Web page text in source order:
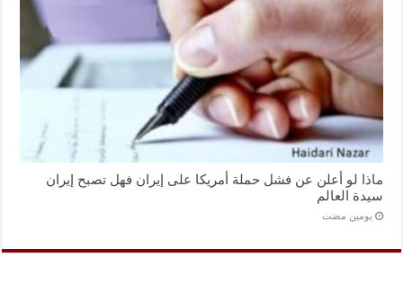
ماذا لو أعلن عن فشل حملة أمريكا على إيران فهل تصبح إيران
سيدة العالم
‏يومين مضت